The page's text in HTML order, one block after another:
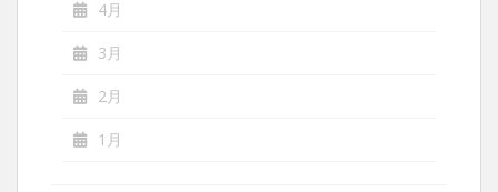
4月
3月
2月
1月